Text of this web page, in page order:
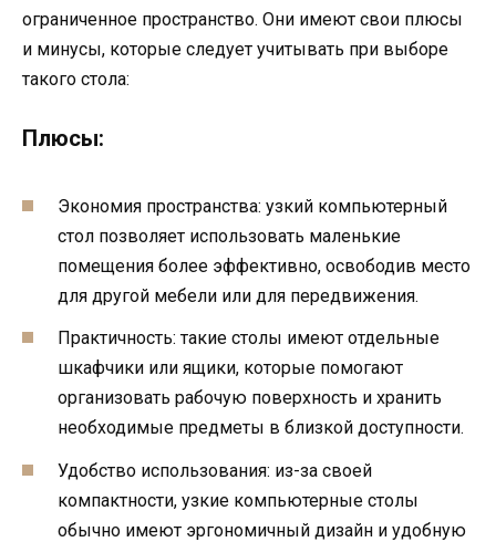
ограниченное пространство. Они имеют свои плюсы
и минусы, которые следует учитывать при выборе
такого стола:
Плюсы:
Экономия пространства: узкий компьютерный
стол позволяет использовать маленькие
помещения более эффективно, освободив место
для другой мебели или для передвижения.
Практичность: такие столы имеют отдельные
шкафчики или ящики, которые помогают
организовать рабочую поверхность и хранить
необходимые предметы в близкой доступности.
Удобство использования: из-за своей
компактности, узкие компьютерные столы
обычно имеют эргономичный дизайн и удобную